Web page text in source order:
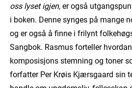
oss lyset igjen, er også
i boken. Denne synges på mange
og er også å finne i frilynt
Sangbok. Rasmus forteller
komposisjons stemning og toner
forfatter Per Krøis Kjærsgaard sin